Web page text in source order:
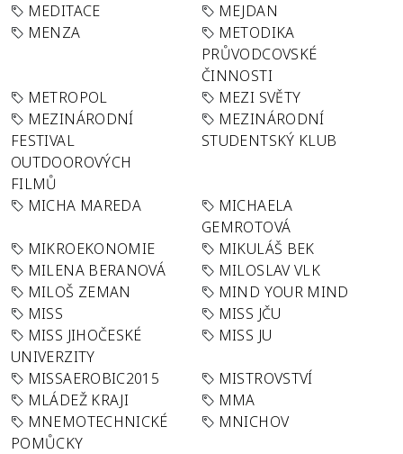
MEDITACE
MEJDAN
MENZA
METODIKA
PRŮVODCOVSKÉ
ČINNOSTI
METROPOL
MEZI SVĚTY
MEZINÁRODNÍ
FESTIVAL
OUTDOOROVÝCH
FILMŮ
MEZINÁRODNÍ
STUDENTSKÝ KLUB
MICHA MAREDA
MICHAELA
GEMROTOVÁ
MIKROEKONOMIE
MIKULÁŠ BEK
MILENA BERANOVÁ
MILOSLAV VLK
MILOŠ ZEMAN
MIND YOUR MIND
MISS
MISS JČU
MISS JIHOČESKÉ
UNIVERZITY
MISS JU
MISSAEROBIC2015
MISTROVSTVÍ
MLÁDEŽ KRAJI
MMA
MNEMOTECHNICKÉ
POMŮCKY
MNICHOV